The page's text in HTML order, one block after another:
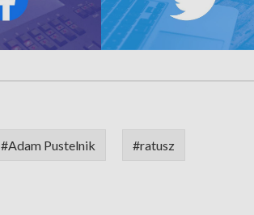
#Adam Pustelnik #ratusz